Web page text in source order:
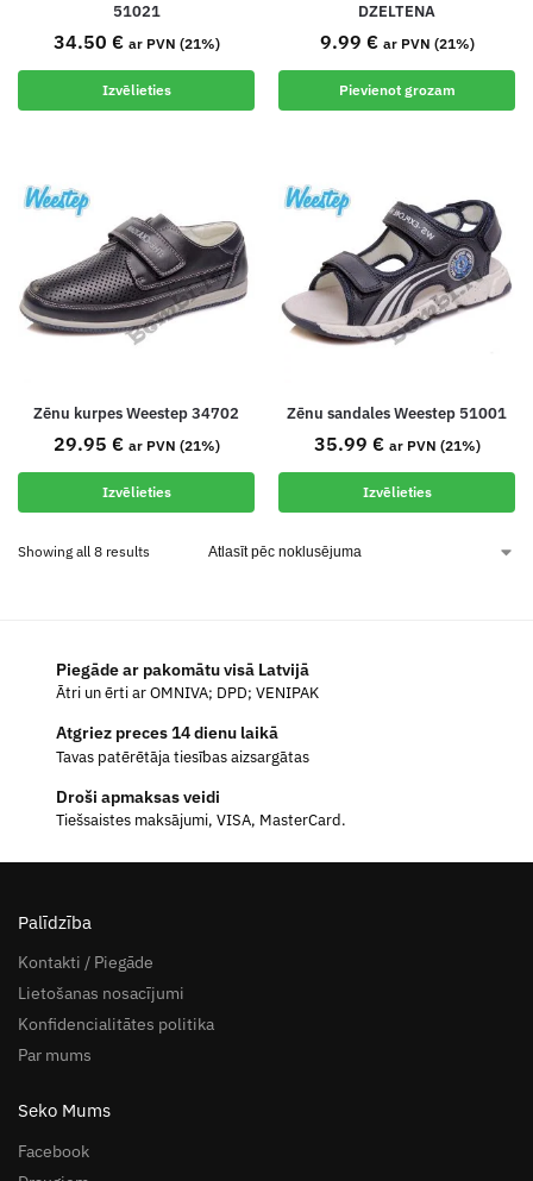
51021
34.50 € ar PVN (21%)
Izvēlieties
DZELTENA
9.99 € ar PVN (21%)
Pievienot grozam
Zēnu kurpes Weestep 34702
29.95 € ar PVN (21%)
Izvēlieties
Zēnu sandales Weestep 51001
35.99 € ar PVN (21%)
Izvēlieties
Showing all 8 results
Piegāde ar pakomātu visā Latvijā
Ātri un ērti ar OMNIVA; DPD; VENIPAK
Atgriez preces 14 dienu laikā
Tavas patērētāja tiesības aizsargātas
Droši apmaksas veidi
Tiešsaistes maksājumi, VISA, MasterCard.
Palīdzība
Kontakti / Piegāde
Lietošanas nosacījumi
Konfidencialitātes politika
Par mums
Seko Mums
Facebook